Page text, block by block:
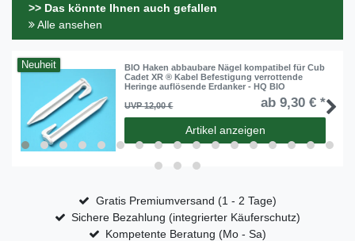
>> Das könnte Ihnen auch gefallen
Alle ansehen
Neuheit
BIO Haken abbaubare Nägel kompatibel für Cub
Cadet XR ® Kabel Befestigung verrottende
Heringe auflösende Erdanker - HQ BIO
UVP 12,00 €
ab 9,30 € *
Artikel anzeigen
Gratis Premiumversand (1 - 2 Tage)
Sichere Bezahlung (integrierter Käuferschutz)
Kompetente Beratung (Mo - Sa)